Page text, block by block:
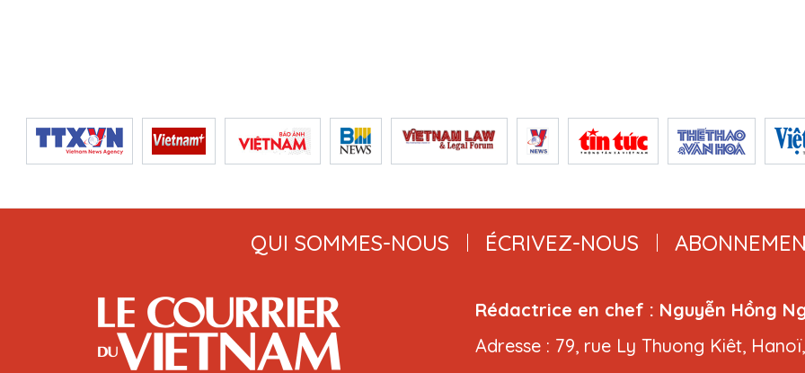
QUI SOMMES-NOUS ÉCRIVEZ-NOUS
Rédactrice en chef : Nguyễn Hồng
Adresse : 79, rue Ly Thuong Kiêt,